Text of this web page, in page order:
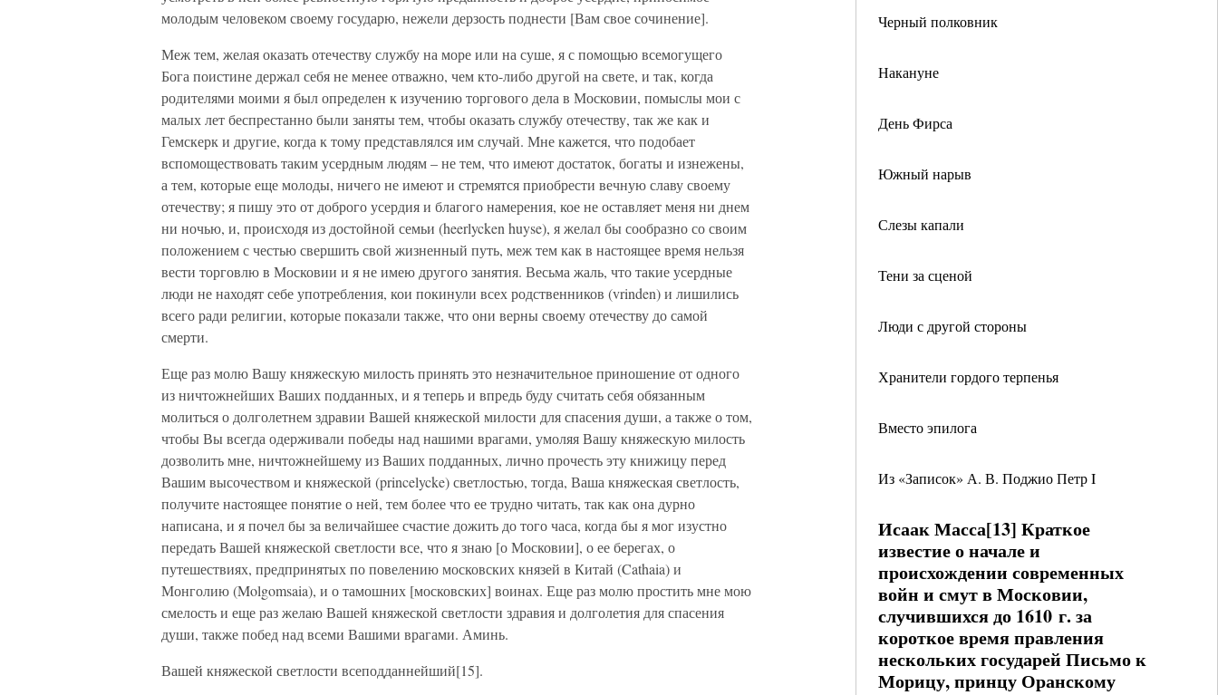
Черный полковник
Накануне
День Фирса
Южный нарыв
Слезы капали
Тени за сценой
Люди с другой стороны
Хранители гордого терпенья
Вместо эпилога
Из «Записок» А. В. Поджио Петр I
Исаак Масса[13] Краткое
известие о начале и
происхождении современных
войн и смут в Московии,
случившихся до 1610 г. за
короткое время правления
нескольких государей Письмо к
Морицу, принцу Оранскому
молодым человеком своему государю, нежели дерзость поднести [Вам свое сочинение].
Меж тем, желая оказать отечеству службу на море или на суше, я с помощью всемогущего
Бога поистине держал себя не менее отважно, чем кто-либо другой на свете, и так, когда
родителями моими я был определен к изучению торгового дела в Московии, помыслы мои с
малых лет беспрестанно были заняты тем, чтобы оказать службу отечеству, так же как и
Гемскерк и другие, когда к тому представлялся им случай. Мне кажется, что подобает
вспомоществовать таким усердным людям – не тем, что имеют достаток, богаты и изнежены,
а тем, которые еще молоды, ничего не имеют и стремятся приобрести вечную славу своему
отечеству; я пишу это от доброго усердия и благого намерения, кое не оставляет меня ни днем
ни ночью, и, происходя из достойной семьи (heerlycken huyse), я желал бы сообразно со своим
положением с честью свершить свой жизненный путь, меж тем как в настоящее время нельзя
вести торговлю в Московии и я не имею другого занятия. Весьма жаль, что такие усердные
люди не находят себе употребления, кои покинули всех родственников (vrinden) и лишились
всего ради религии, которые показали также, что они верны своему отечеству до самой
смерти.
Еще раз молю Вашу княжескую милость принять это незначительное приношение от одного
из ничтожнейших Ваших подданных, и я теперь и впредь буду считать себя обязанным
молиться о долголетнем здравии Вашей княжеской милости для спасения души, а также о том,
чтобы Вы всегда одерживали победы над нашими врагами, умоляя Вашу княжескую милость
дозволить мне, ничтожнейшему из Ваших подданных, лично прочесть эту книжицу перед
Вашим высочеством и княжеской (princelycke) светлостью, тогда, Ваша княжеская светлость,
получите настоящее понятие о ней, тем более что ее трудно читать, так как она дурно
написана, и я почел бы за величайшее счастие дожить до того часа, когда бы я мог изустно
передать Вашей княжеской светлости все, что я знаю [о Московии], о ее берегах, о
путешествиях, предпринятых по повелению московских князей в Китай (Cathaia) и
Монголию (Molgomsaia), и о тамошних [московских] воинах. Еще раз молю простить мне мою
смелость и еще раз желаю Вашей княжеской светлости здравия и долголетия для спасения
души, также побед над всеми Вашими врагами. Аминь.
Вашей княжеской светлости всеподданнейший[15].